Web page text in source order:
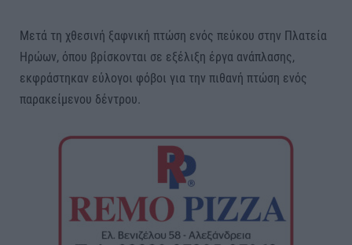
Μετά τη χθεσινή ξαφνική πτώση ενός πεύκου στην Πλατεία
Ηρώων, όπου βρίσκονται σε εξέλιξη έργα ανάπλασης,
εκφράστηκαν εύλογοι φόβοι για την πιθανή πτώση ενός
παρακείμενου δέντρου.